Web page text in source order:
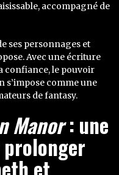
accompagné de
ses personnages et
Avec une écriture
confiance, le pouvoir
s’impose comme une
de fantasy.
Manor: une